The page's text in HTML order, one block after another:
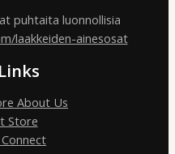
puhtaita luonnollisia
laakkeiden-ainesosat
About Us
Store
Connect